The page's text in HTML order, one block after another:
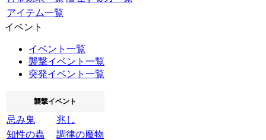
アイテム一覧
イベント
イベント一覧
襲撃イベント一覧
突発イベント一覧
襲撃イベント
忌み鬼
兆し
知性の蟲
調律の魔物